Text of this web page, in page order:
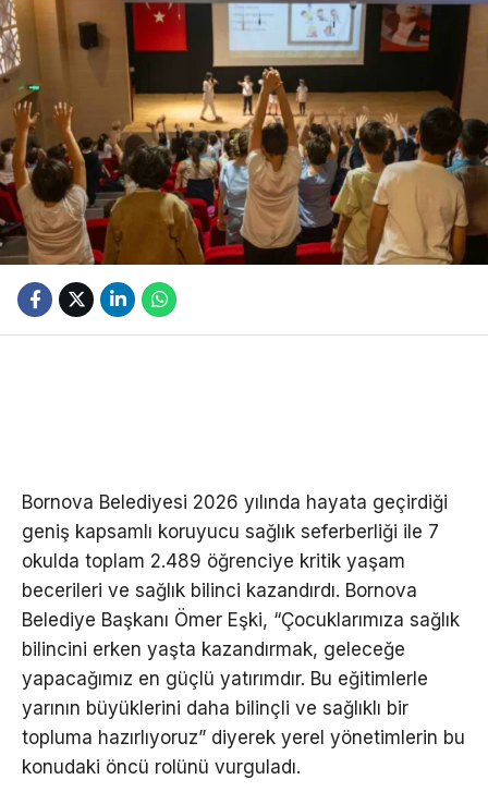
Bornova Belediyesi 2026 yılında hayata geçirdiği
geniş kapsamlı koruyucu sağlık seferberliği ile 7
okulda toplam 2.489 öğrenciye kritik yaşam
becerileri ve sağlık bilinci kazandırdı. Bornova
Belediye Başkanı Ömer Eşki, “Çocuklarımıza sağlık
bilincini erken yaşta kazandırmak, geleceğe
yapacağımız en güçlü yatırımdır. Bu eğitimlerle
yarının büyüklerini daha bilinçli ve sağlıklı bir
topluma hazırlıyoruz” diyerek yerel yönetimlerin bu
konudaki öncü rolünü vurguladı.